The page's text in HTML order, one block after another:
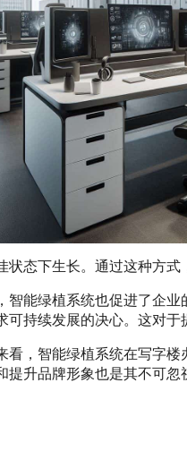
状态下生长。通过这种方式
智能绿植系统也促进了企
可持续发展的决心。这对于
看，智能绿植系统在写字
提升品牌形象也是其不可忽